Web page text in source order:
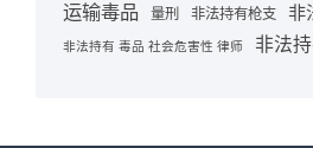
运输毒品 量刑 非法持有枪支 非
非法持有 毒品 社会危害性 律师 非法